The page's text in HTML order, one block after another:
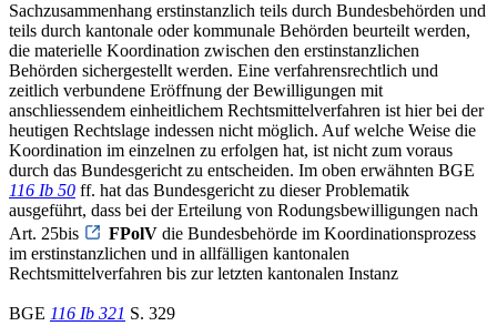
Sachzusammenhang erstinstanzlich teils durch Bundesbehörden und
teils durch kantonale oder kommunale Behörden beurteilt werden,
die materielle Koordination zwischen den erstinstanzlichen
Behörden sichergestellt werden. Eine verfahrensrechtlich und
zeitlich verbundene Eröffnung der Bewilligungen mit
anschliessendem einheitlichem Rechtsmittelverfahren ist hier bei der
heutigen Rechtslage indessen nicht möglich. Auf welche Weise die
Koordination im einzelnen zu erfolgen hat, ist nicht zum voraus
durch das Bundesgericht zu entscheiden. Im oben erwähnten BGE
116 Ib 50 ff. hat das Bundesgericht zu dieser Problematik
ausgeführt, dass bei der Erteilung von Rodungsbewilligungen nach
Art. 25bis
FPolV die Bundesbehörde im Koordinationsprozess
im erstinstanzlichen und in allfälligen kantonalen
Rechtsmittelverfahren bis zur letzten kantonalen Instanz
BGE 116 Ib 321 S. 329